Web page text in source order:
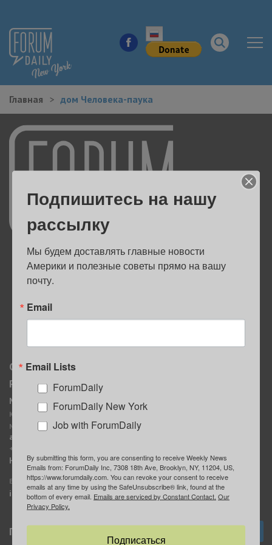
НОВОСТИ ГОРОДА
КУДА ПОЙТИ В ГОРОДЕ
ЗДОРОВЬЕ
РАБОТА И БИЗНЕС
ЖИЛЬЕ
ОБРАЗОВАНИЕ
Главная дом Человека-паука
О нас
Реклама
MediaKit
Контактное лицо:
Марина Баранчук
ad@forumdaily.com
+1 347-604-1261
Наши рекламодатели
E-mail редакции:
info@forumdaily.com
Группа “ИЩУ СОВЕТА”
ForumDaily
Подписка
Подпишитесь на нашу
рассылку
Мы будем доставлять главные новости
Америки и полезные советы прямо на вашу
почту.
Email
Email Lists
ForumDaily
ForumDaily New York
Job with ForumDaily
By submitting this form, you are consenting to receive Weekly News
Emails from: ForumDaily Inc, 7308 18th Ave, Brooklyn, NY, 11204, US,
https://www.forumdaily.com. You can revoke your consent to receive
emails at any time by using the SafeUnsubscribe® link, found at the
bottom of every email. Emails are serviced by Constant Contact. Our
Privacy Policy.
Подписаться